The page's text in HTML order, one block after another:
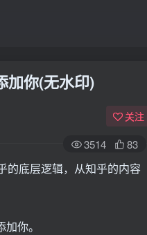
加你(无水印)
关注
3514 83
的底层逻辑，从知乎的内容
你。